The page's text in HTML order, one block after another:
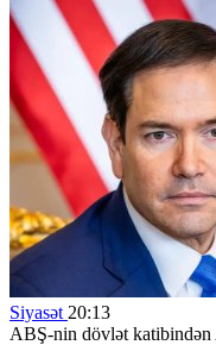
Siyasət 20:13
ABŞ-nin dövlət